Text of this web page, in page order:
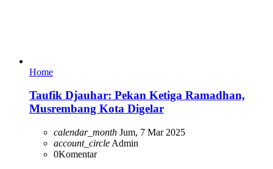
Home
Taufik Djauhar: Pekan Ketiga Ramadhan,
Musrembang Kota Digelar
calendar_month Jum, 7 Mar 2025
account_circle Admin
0Komentar